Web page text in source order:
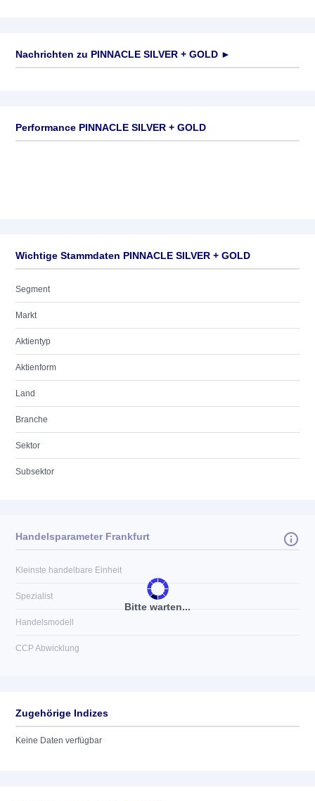
Nachrichten zu PINNACLE SILVER + GOLD ►
Performance PINNACLE SILVER + GOLD
Wichtige Stammdaten PINNACLE SILVER + GOLD
Segment
Markt
Aktientyp
Aktienform
Land
Branche
Sektor
Subsektor
Bitte warten...
Handelsparameter Frankfurt
Kleinste handelbare Einheit
Spezialist
Handelsmodell
CCP Abwicklung
Zugehörige Indizes
Keine Daten verfügbar